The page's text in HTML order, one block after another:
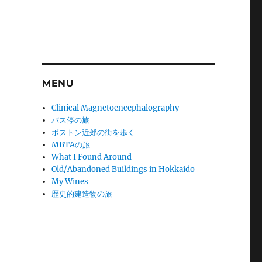
MENU
Clinical Magnetoencephalography
バス停の旅
ボストン近郊の街を歩く
MBTAの旅
What I Found Around
Old/Abandoned Buildings in Hokkaido
My Wines
歴史的建造物の旅